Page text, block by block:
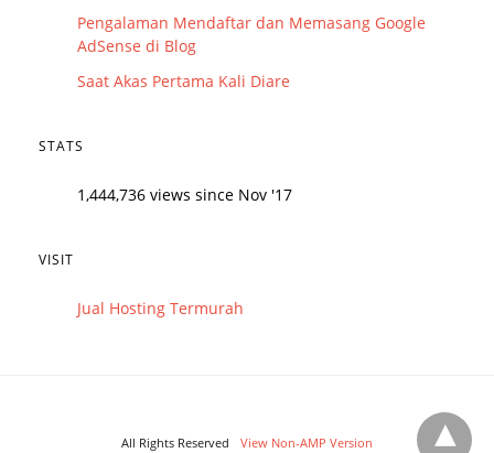
Pengalaman Mendaftar dan Memasang Google
AdSense di Blog
Saat Akas Pertama Kali Diare
STATS
1,444,736 views since Nov '17
VISIT
Jual Hosting Termurah
All Rights Reserved View Non-AMP Version